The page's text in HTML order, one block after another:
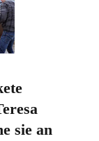
sie an